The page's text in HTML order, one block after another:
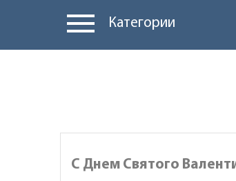
Категории
С Днем Святого